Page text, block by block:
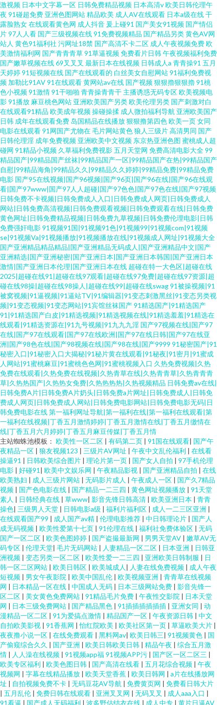
激视频 日本中文字幕一区 日韩免费精品视频 日本高清v欧美日韩伦理午
夜 91碰超免费 亚洲色图网站精品欧美 成人AV在线观看 日本a级在线干
露脸熟女在线观看黄色网 成人抖音 爰上碰91 国产美女91视频 国产情侣
片97人人看 国产三级视频在线91免费视频精品 国产精品另类黄色AV网
站人 黄色91福利社 污网址18禁 国产高清不卡二区 成人午夜视频免费欧
美激情福利网 国产青青青草91草逼视频免费看片日韩午夜视频福利免费
国产嫩草视频在线69叉叉叉 最新日本在线视频 日韩成人a 青青操91 五月
天婷婷91短视频在线 国产在线观看的 白丝美女自慰网站91福利免费视
频 加勒比91AV91在线观看黄网站av在线 国产视频狠狠擼狠狠擼91桃
色小视频91激情91干啪啪 青青操青青干 主播诱惑无码专区欧美视频电
影91播放 麻豆桃色网站 亚洲欧美国产另类欧美伦理另类 国产刺激对白
在线观看91精品 欧美成年视频操碰操揉 成人微拍福利导航 亚洲欧美国产
日韩 成年在线观看免费 岛国精品在线播放狠狠撸第四色欧美一页女同
电影在线观看91网国产尤物在毛片网站黄色狼人三级片高清男同 国产
日韩伦理淫 成年免费视频 亚洲欧美中文视频 东京热亚洲色图 蜜桃成人超
碰网 91精品小视频 久草福利免费视影五月天堂网 免费高清电影大全99
精品国产|99精品国产丝袜|99精品国产一区|99精品国产在热|99精品国产
自慰|99精品海角|99精品久久|99精品久久婷婷|99精品免费|99精品免费
电影 国产95在线视频|国产96视频|国产96页|国产96在线|国产96在线观
看|国产97www|国产97人人超碰|国产97色色|国产97色在线|国产97视频
日韩免费不卡视频|日韩免费成人入口|日韩免费成人网页|日韩免费成人
网站|日韩免费高清视频|日韩免费观看视频|日韩免费观看在线|日韩免费
黄色网址|日韩免费精品视频|日韩免费九草视频|日韩免费伦理电影|日韩
免费强奸电影91视频91国|91视频91色|91视频99|91视频com|91视频
se|91视频Va|91视频播放|91视频播放在线|91视频成人网址|91视频大全
国产亚洲精品精品精品|国产亚洲精品无码成人|国产亚洲精品中文|国产
亚洲精选|国产亚洲秘密|国产亚洲日本|国产亚洲日本韩国|国产亚洲日本
激情|国产亚洲日本伦理|国产亚洲日本在线 超碰在特一大色区|超碰在线
2025|超碰在线91|超碰在线97观看|超碰在线97免费|超碰在线97资源|超
碰在线98操|超碰在线98操人|超碰在线99|超碰在线swag91被操视频|91
被窝视频|91逼视频|91逼站TV|91编辑器|91变态刺激黑丝|91变态另类视
频|91变态视频|91变态网站|91宾馆丝袜国产91精选国产|91精选国产
91|91精选国产白皮|91精选视频|91精选视频在线|91精选羞羞|91精选在
线观看|91精选资源在|91九号视频|91九九九淫 国产97视频在线|国产97
在线|国产97在线观看|国产97在线欧洲|国产97在线日韩|国产97在线亚
洲|国产98色在线|国产98视频在线|国产98在线|国产9999 91秘密国产|91
秘密入口|91秘密入口大揭秘|91秘片黄在线观看|91秘夜|91密月|91蜜成
人网站|91蜜桃麻豆|91蜜桃色色网|91蜜桃视频入口 久热免费视频|久热
免费在线观看|久热免费在线视频|久热青草在线|久热青青草|久热青青青
草|久热热国产|久热热女免费|久热热热热|久热视频精品 日韩免费av在线|
日韩免费A片|日韩免费A片奶头|日韩免费a片网址|日韩免费成人|日韩免
费成人网页|日韩免费成人网站|日韩免费电影网站|日韩免费电影无码|日
韩免费电影在线第一福利网址导航|第一福利在线|第一福利在线观看|第
一福利在线视频|丁香五月激情婷婷|丁香五月激情在线|丁香五月缴情在
线|丁香五月六月婷婷|丁香五月麻豆传媒|丁香五月情
主站蜘蛛池模板： 欧美性一区二区 | 有码第二页 | 91国在线观看| 国产午
夜精品一区 | 狼友视频123 | 三级片AV网址 | 午夜中文乱伦福利 | 在线看
操逼91 | 日韩欧美综合图片 | 理论片第一页 | 国产女人自拍 | 97手机伦理
电影 | 好碰91 | 欧美中文娱乐网 | 午夜精品影视 | 国产亚洲精品自拍 | 在线
欧美熟妇 | 成人三级片网站 | 无码影片成人 | 午夜成人一区 | 国产久7精品
视频 | 国产色电影在线 | 国产精品一二三四 | 黄色网址视频播放 | 91天堂
素人 | 日韩经典在线 | 草www| 影音先锋日韩高清 | 欧美亚洲日本 | 青青
操色| 三级男人天堂 | 日韩电影a级 | 福利片福利区 | 成人一二三区亚洲 |
在线观看国产99 | 成人国产av精 | 伦理电影推荐 | 中日韩理论片 | 国产人
成无码视频 | 欧美性爱第十七页 | 91伦理在线 | 福利社免费体验区 | 无码
国产一区二区 | 欧美色图婷婷 | 国产盗撮最新网 | 男男天堂AV | 嫩草AV无
码专区 | 伦理天堂| 毛片无码网站 | 人妻精品一区二区 | 日本亚洲 | 日韩亚
洲视频 | 变态另类一区二区 | 欧美性爱一二三四 | 亚洲欧美日韩制服 | 日
韩一区二区网站 | 欧美日韩区 | 欧美城成人 | 人妻在线免费视频 | 成人午夜
短视频 | 男女午夜影院 | 欧美中国乱伦 | 欧美视频亚洲 | 青青草在线视频
网 | 日本精品一区在线 | 中国成人无码 | 日本三级网站免费 | 影音先锋一
区二区 | 美女黄色免费网站 | 91精品毛片免费 | 午夜性交影院 | 日本天堂
网 | 日本三级免费网站 | 国产精品黑色 | 91插插插插插插 | 亚洲女同 | 动
漫精品一区二区 | 91为爱搞点激情 | 精品国产一区 | 午夜资源日韩 | 中文
自拍欧美影视 | 91香蕉网 |怡红院欧美 | 欧美社区第一页 | 草逼欧美大片 |
夜夜撸小说一区 | 在线免费观看 | 黑料网av| 欧美日韩三| 91视频黄色 | 国
产偷窥综合久久 | 国产亚洲 | 欧美日韩欧美日韩 | 精品午夜 | 综合五月激
情 | 人人澡在线视频 | 91视频app福 91视频APP污 | 国产区一区二区三 |
欧美专区福利 | 欧美色图日韩 | 国产高清在线看 | 五月花综合视频 | 午夜
视频网 | 字幕在线精品播放 | 欧美天堂香蕉 | 欧美日韩网 | a片在线播放网
址 | 自拍视频免费不卡 | 无码豆花AV导航 | 免费黄页网 | 免费看日韩大片
| 五月乱伦 | 免费日韩在线观看 | 亚洲叉叉网 | 无码叉叉 | 成人aaa入口 |
91看逼 | 国产成人无码福利 | 波多野估结衣在线 | 成人中专 | 黄片日逼AV